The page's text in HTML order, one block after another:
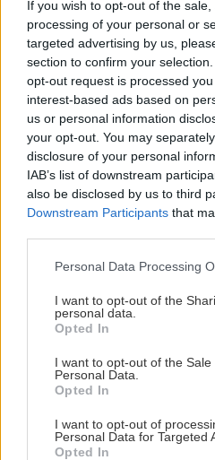
If you wish to opt-out of the
processing of your personal or
targeted advertising by us,
section to confirm your
opt-out request is processed
interest-based ads based on
us or personal information
your opt-out. You may
disclosure of your personal
IAB’s list of downstream
also be disclosed by us to third
Downstream Participants that
Please note that this website/
not limited to your visit or usage
grant or deny consent to
use your data for below
consent section.
Personal Data Processing
I want to opt-out of the
personal data.
Opted In
I want to opt-out of the Sale
Personal Data.
Opted In
I want to opt-out of
Personal Data for Targeted
Opted In
Viete, kedy použiť akú
vám ušetria čas v
z VŠ? Dnešné rychlotvrdnuce malty - pevnosť 40 Mpa a
doba schnutia tak 15 minut ,
Záhradné ležadlá v
vyrobíte pod 140 eur a je
Žiadne čapovanie alebo
čínske skrutky. Alternatíva
pevnosti. Autor si nedal veľa
spracovaním, škoda. No
predávaný v Kauflande alebo
Nenechajte stromy divoko
rozhodne o úrode
V sobotnej relácii pre
Regina-východ , predseda
záhradkárov pán Jakubech tvrdil, že to, že vlky sú
neproduktívne , nie je
pri formovaní koruny a budú
ZÁHRADA
Trvalky, ktoré znesú
sucho a teplo? Tieto